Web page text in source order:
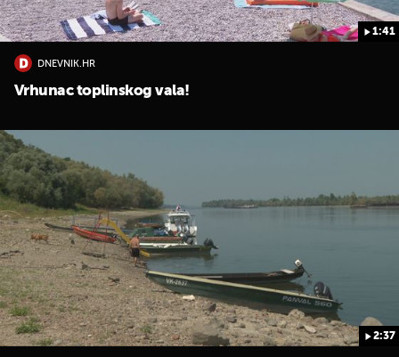
1:41
DNEVNIK.HR
Vrhunac toplinskog vala!
2:37